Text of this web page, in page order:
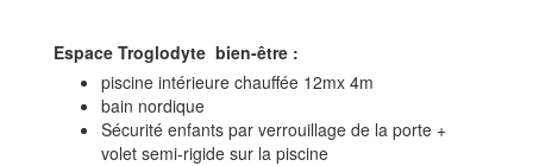
Espace Troglodyte bien-être :
piscine intérieure chauffée 12mx 4m
bain nordique
Sécurité enfants par verrouillage de la porte +
volet semi-rigide sur la piscine